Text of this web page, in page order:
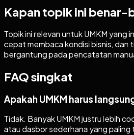
Kapan topik ini benar-
Topik ini relevan untuk UMKM yang
cepat membaca kondisi bisnis, dan
bergantung pada pencatatan
FAQ singkat
Apakah UMKM harus
Tidak. Banyak UMKM justru lebih
atau dasbor sederhana yang